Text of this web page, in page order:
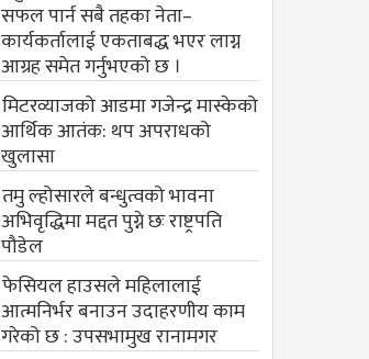
सफल पार्न सबै तहका नेता–
कार्यकर्तालाई एकताबद्ध भएर लाग्न
आग्रह समेत गर्नुभएको छ ।
मिटरव्याजको आडमा गजेन्द्र मास्केको
आर्थिक आतंक: थप अपराधको
खुलासा
तमु ल्होसारले बन्धुत्वको भावना
अभिवृद्धिमा मद्दत पुग्ने छः राष्ट्रपति
पौडेल
फेसियल हाउसले महिलालाई
आत्मनिर्भर बनाउन उदाहरणीय काम
गरेको छ : उपसभामुख रानामगर